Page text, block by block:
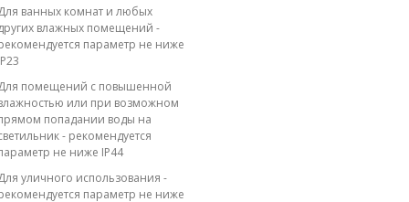
ванных комнат и любых
влажных помещений -
параметр не ниже
помещений с повышенной
или при возможном
попадании воды на
- рекомендуется
не ниже IP44
уличного использования -
параметр не ниже